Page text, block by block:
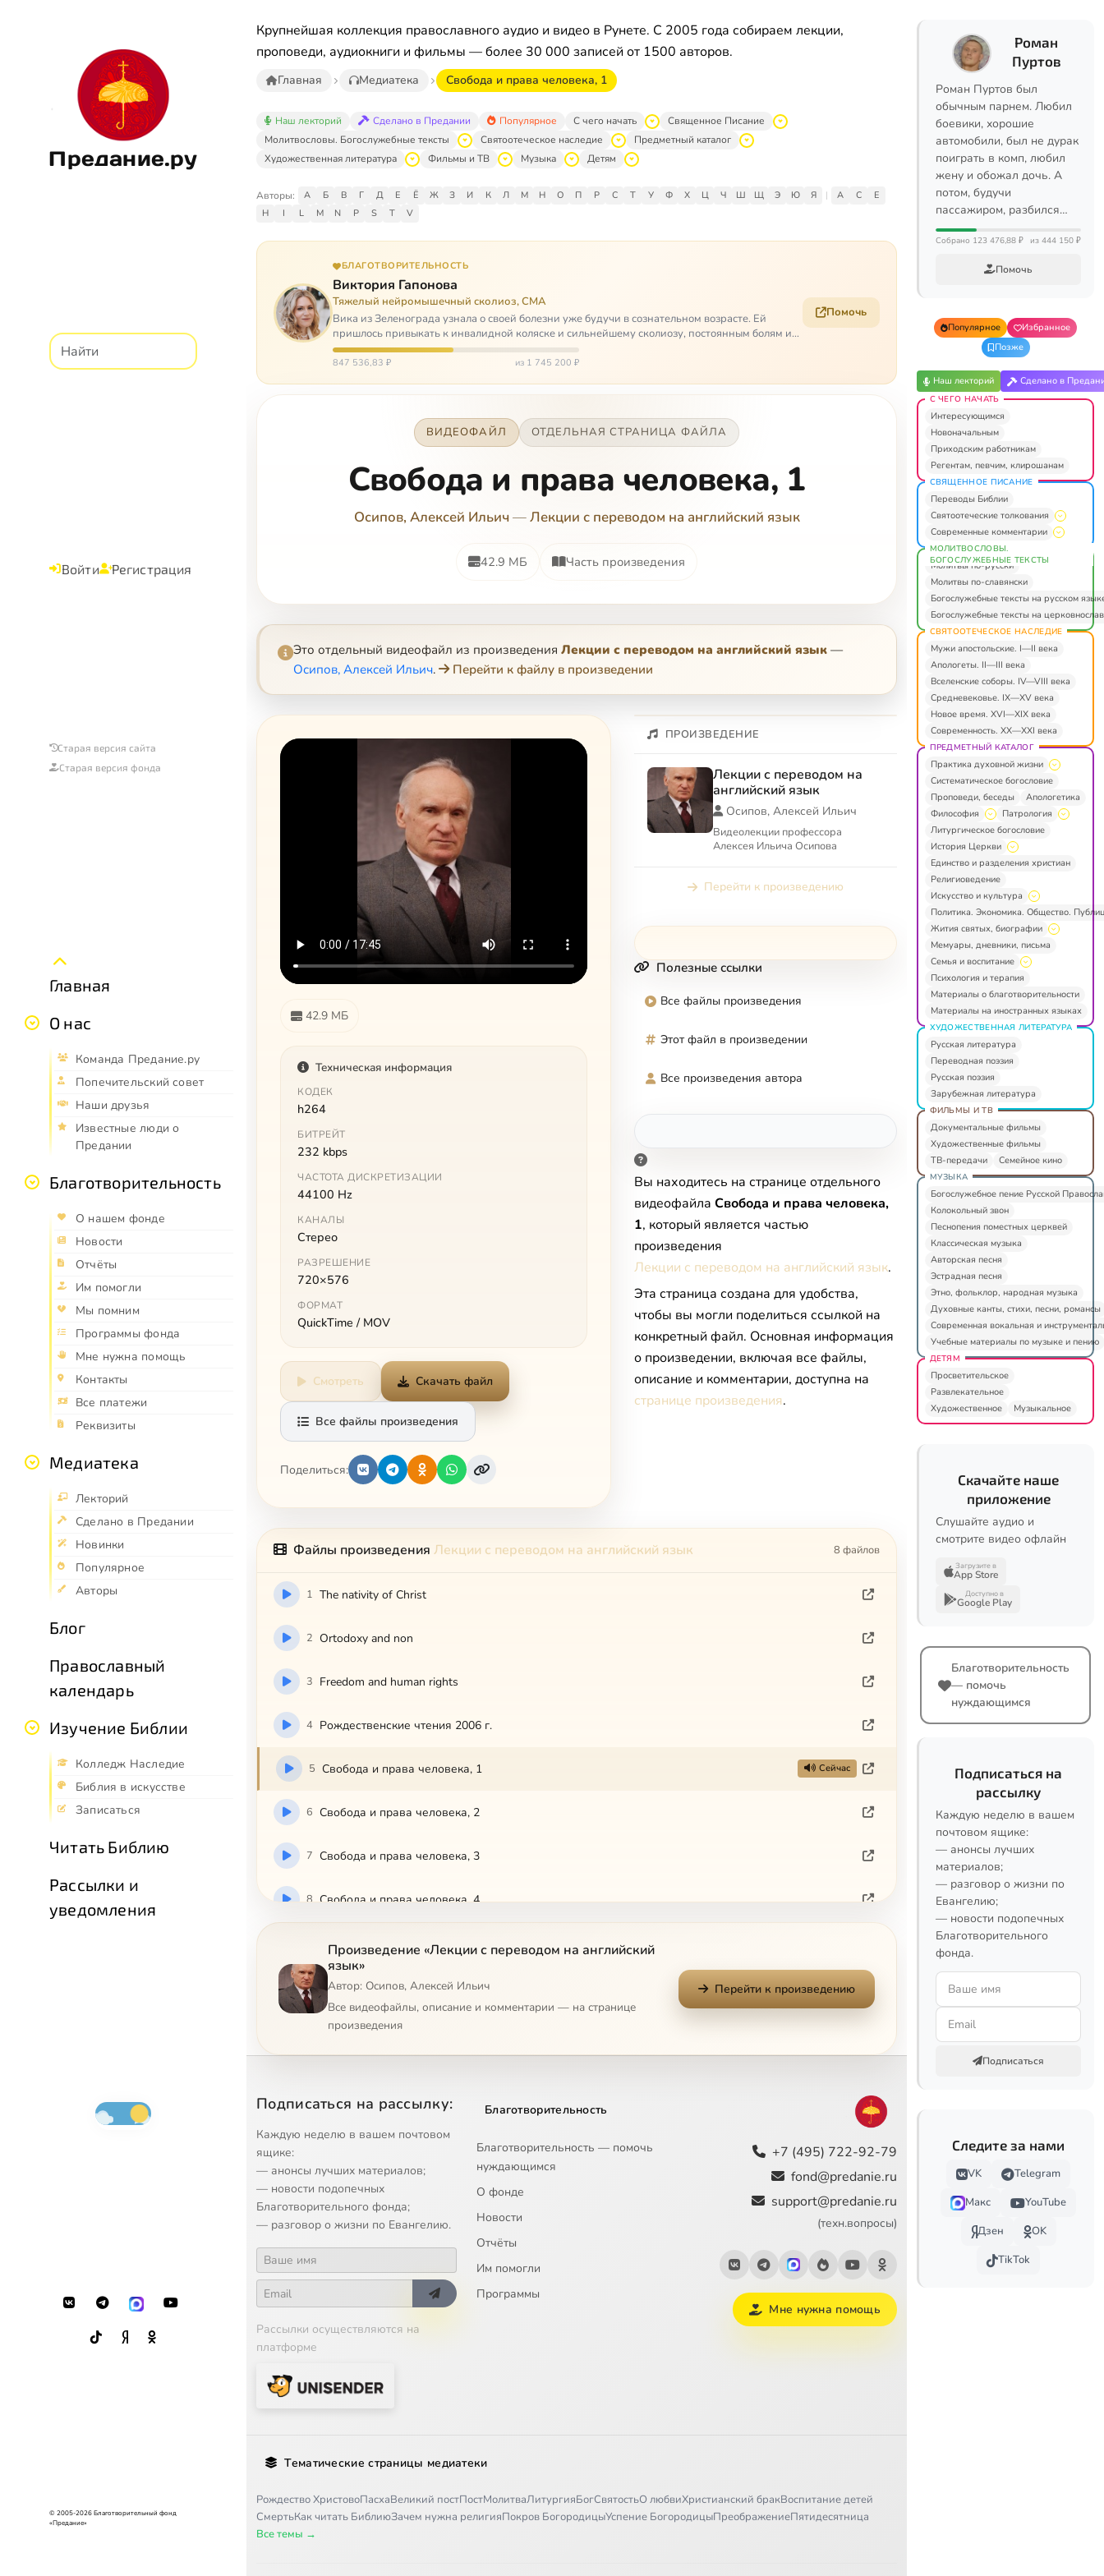
Предание.ру
Войти Регистрация
Старая версия сайта
Старая версия фонда
Главная
О нас
Команда Предание.ру
Попечительский совет
Наши друзья
Известные люди о
Предании
Благотворительность
О нашем фонде
Новости
Отчёты
Им помогли
Мы помним
Программы фонда
Мне нужна помощь
Контакты
Все платежи
Реквизиты
Медиатека
Лекторий
Сделано в Предании
Новинки
Популярное
Авторы
Блог
Православный
календарь
Изучение Библии
Колледж Наследие
Библия в искусстве
Записаться
Читать Библию
Рассылки и
уведомления
© 2005-2026 Благотворительный фонд
«Предание»
Крупнейшая коллекция православного аудио и видео в Рунете. С 2005 года собираем лекции,
проповеди, аудиокниги и фильмы — более 30 000 записей от 1500 авторов.
Главная Медиатека Свобода и права человека, 1
Наш лекторий Сделано в Предании Популярное С чего начать
Священное Писание
Молитвословы. Богослужебные тексты
Святоотеческое наследие
Предметный каталог
Художественная литература
Фильмы и ТВ Музыка Детям
Авторы: А Б В Г Д Е Ё Ж З И К Л М Н О П Р С Т У Ф Х Ц Ч Ш Щ Э Ю Я | A C
E
H
I L M N P S T V
БЛАГОТВОРИТЕЛЬНОСТЬ
Виктория Гапонова
Тяжелый нейромышечный сколиоз, СМА
Вика из Зеленограда узнала о своей болезни уже будучи в сознательном возрасте. Ей
пришлось привыкать к инвалидной коляске и сильнейшему сколиозу, постоянным болям и
растущей беспом…
847 536,83 ₽ из 1 745 200 ₽
Помочь
ВИДЕОФАЙЛ ОТДЕЛЬНАЯ СТРАНИЦА ФАЙЛА
Свобода и права человека, 1
Осипов, Алексей Ильич—Лекции с переводом на английский язык
42.9 МБ Часть произведения
Это отдельный видеофайл из произведения Лекции с переводом на английский язык —
Осипов, Алексей Ильич. Перейти к файлу в произведении
42.9 МБ
Техническая информация
КОДЕК
h264
БИТРЕЙТ
232 kbps
ЧАСТОТА ДИСКРЕТИЗАЦИИ
44100 Hz
КАНАЛЫ
Стерео
РАЗРЕШЕНИЕ
720×576
ФОРМАТ
QuickTime / MOV
Смотреть Скачать файл
Все файлы произведения
Поделиться:
ПРОИЗВЕДЕНИЕ
Лекции с переводом на
английский язык
Осипов, Алексей Ильич
Видеолекции профессора
Алексея Ильича Осипова
Перейти к произведению
Полезные ссылки
Все файлы произведения
Этот файл в произведении
Все произведения автора
Вы находитесь на странице отдельного
видеофайла Свобода и права человека,
1, который является частью
произведения
Лекции с переводом на английский язык.
Эта страница создана для удобства,
чтобы вы могли поделиться ссылкой на
конкретный файл. Основная информация
о произведении, включая все файлы,
описание и комментарии, доступна на
странице произведения.
Файлы произведения Лекции с переводом на английский язык 8 файлов
1 The nativity of Christ
2 Ortodoxy and non
3 Freedom and human rights
4 Рождественские чтения 2006 г.
5 Свобода и права человека, 1 Сейчас
6 Свобода и права человека, 2
7 Свобода и права человека, 3
8 Свобода и права человека, 4
Произведение «Лекции с переводом на английский
язык»
Автор: Осипов, Алексей Ильич
Все видеофайлы, описание и комментарии — на странице
произведения
Перейти к произведению
Подписаться на рассылку:
Каждую неделю в вашем почтовом
ящике:
— анонсы лучших материалов;
— новости подопечных
Благотворительного фонда;
— разговор о жизни по Евангелию.
Рассылки осуществляются на
платформе
Благотворительность
Благотворительность — помочь
нуждающимся
О фонде
Новости
Отчёты
Им помогли
Программы
+7 (495) 722-92-79
fond@predanie.ru
support@predanie.ru
(техн.вопросы)
Мне нужна помощь
Тематические страницы медиатеки
Рождество ХристовоПасхаВеликий постПостМолитваЛитургияБогСвятостьО любвиХристианский бракВоспитание детей
СмертьКак читать БиблиюЗачем нужна религияПокров БогородицыУспение БогородицыПреображениеПятидесятница
Все темы →
Роман
Пуртов
Роман Пуртов был
обычным парнем. Любил
боевики, хорошие
автомобили, был не дурак
поиграть в комп, любил
жену и обожал дочь. А
потом, будучи
пассажиром, разбился…
Собрано 123 476,88 ₽ из 444 150 ₽
Помочь
Популярное
Избранное
Позже
Наш лекторий Сделано в
С ЧЕГО НАЧАТЬ
Интересующимся
Новоначальным
Приходским работникам
Регентам, певчим, клирошанам
СВЯЩЕННОЕ ПИСАНИЕ
Переводы Библии
Святоотеческие толкования
Современные комментарии
МОЛИТВОСЛОВЫ.
БОГОСЛУЖЕБНЫЕ ТЕКСТЫ
Молитвы по-русски
Молитвы по-славянски
Богослужебные тексты на русском
Богослужебные тексты на
СВЯТООТЕЧЕСКОЕ НАСЛЕДИЕ
Мужи апостольские. I—II века
Апологеты. II—III века
Вселенские соборы. IV—VIII века
Средневековье. IX—XV века
Новое время. XVI—XIX века
Современность. XX—XXI века
ПРЕДМЕТНЫЙ КАТАЛОГ
Практика духовной жизни
Систематическое богословие
Проповеди, беседы
Апологетика
Философия
Патрология
Литургическое богословие
История Церкви
Единство и разделения христиан
Религиоведение
Искусство и культура
Политика. Экономика. Общество.
Жития святых, биографии
Мемуары, дневники, письма
Семья и воспитание
Психология и терапия
Материалы о благотворительности
Материалы на иностранных языках
ХУДОЖЕСТВЕННАЯ ЛИТЕРАТУРА
Русская литература
Переводная поэзия
Русская поэзия
Зарубежная литература
ФИЛЬМЫ И ТВ
Документальные фильмы
Художественные фильмы
ТВ-передачи
Семейное кино
МУЗЫКА
Богослужебное пение Русской
Колокольный звон
Песнопения поместных церквей
Классическая музыка
Авторская песня
Эстрадная песня
Этно, фольклор, народная музыка
Духовные канты, стихи, песни, романсы
Современная вокальная и
Учебные материалы по музыке и пению
ДЕТЯМ
Просветительское
Развлекательное
Художественное
Музыкальное
Скачайте наше
приложение
Слушайте аудио и
смотрите видео офлайн
Загрузите в
App Store
Доступно в
Google Play
Благотворительность
— помочь
нуждающимся
Подписаться на
рассылку
Каждую неделю в вашем
почтовом ящике:
— анонсы лучших
материалов;
— разговор о жизни по
Евангелию;
— новости подопечных
Благотворительного
фонда.
Подписаться
Следите за нами
VK
Telegram
Макс
YouTube
Дзен
OK
TikTok